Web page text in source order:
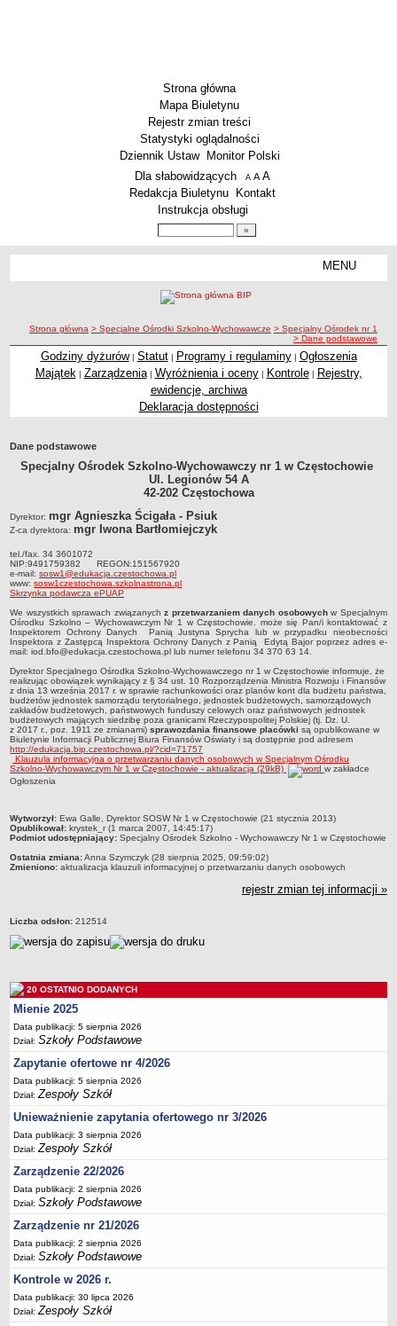
Strona główna
Mapa Biuletynu
Rejestr zmian treści
Statystyki oglądalności
Dziennik Ustaw
Monitor Polski
Menu dodatkowe
Dla słabowidzących A pomniejsz czcionkę
A standardowy rozmiar czcionki
A
Redakcja Biuletynu
Kontakt
Instrukcja obsługi
MENU
Licea
Zespoły Szkół
Techniczne Zakłady Naukowe
Przedszkola Miejskie
Zlikwidowane gimnazja
Przekształcone szkoły i placówki
SPECJALNE OŚRODKI SZKOLNO-WYCHOWAWCZE
Specjalny Ośrodek nr 5
BURSA MIEJSKA
Statut
Majątek
Godziny dyżurów
Ogłoszenie
Zarządzenia
Kontrole
Rejestry, ewidencje, archiwa
Sprawozdania
PORADNIE PSYCHOLOGICZNO-PEDAGOGICZNE
BIURO FINANSÓW OŚWIATY
Majątek
Ogłoszenia
Zarządzenia
Rejestry, ewidencje, archiwa
Kontrole
PONOWNE WYKORZYSTYWANIE
Sprawozdania
Deklaracja dostępności
DEKLARACJA DOSTĘPNOŚCI
OŚWIADCZENIA MAJĄTKOWE
PONOWNE WYKORZYSTYWANIE
UDOSTĘPNIANIE INFORMACJI PUBLICZNEJ
OCHRONA DANYCH OSOBOWYCH
ścieżka nawigacji
Strona główna > Specjalne Ośrodki Szkolno-Wychowawcze > Specjalny Ośrodek nr 1
> Dane podstawowe
Godziny dyżurów| Statut| Programy i regulaminy| Ogłoszenia
Majątek | Zarządzenia| Wyróżnienia i oceny| Kontrole| Rejestry,
ewidencje, archiwa
Deklaracja dostępności
Dane podstawowe
Specjalny Ośrodek Szkolno-Wychowawczy nr 1 w Częstochowie
Ul. Legionów 54 A
42-202 Częstochowa
Dyrektor: mgr Agnieszka Ścigała - Psiuk
Z-ca dyrektora: mgr Iwona Bartłomiejczyk
tel./fax. 34 3601072
NIP:9491759382 REGON:151567920
e-mail:sosw1@edukacja.czestochowa.pl
www:sosw1czestochowa.szkolnastrona.pl
Skrzynka podawcza ePUAP
We wszystkich sprawach związanych z przetwarzaniem danych osobowychw Specjalnym
Ośrodku Szkolno – Wychowawczym Nr 1 w Częstochowie. może się Pan/i kontaktować z
Inspektorem Ochrony Danych Panią Justyna Sprycha lub w przypadku nieobecności
Inspektora z Zastępcą Inspektora Ochrony Danych z Panią Edytą Bajor poprzez adres e-
mail: iod.bfo@edukacja.czestochowa.pl lub numer telefonu 34 370 63 14.
Dyrektor Specjalnego Ośrodka Szkolno-Wychowawczego nr 1 w Częstochowie informuje, że
realizując obowiązek wynikający z § 34 ust. 10 Rozporządzenia Ministra Rozwoju i Finansów
z dnia 13 września 2017 r. w sprawie rachunkowości oraz planów kont dla budżetu państwa,
budżetów jednostek samorządu terytorialnego, jednostek budżetowych, samorządowych
zakładów budżetowych, państwowych funduszy celowych oraz państwowych jednostek
budżetowych mających siedzibę poza granicami Rzeczypospolitej Polskiej (tj. Dz. U.
z 2017 r., poz. 1911 ze zmianami)sprawozdania finansowe placówki są opublikowane w
Biuletynie Informacji Publicznej Biura Finansów Oświaty i są dostępnie pod adresem
http://edukacja.bip.czestochowa.pl/?cid=71757
Klauzula informacyjna o przetwarzaniu danych osobowych w Specjalnym Ośrodku
Szkolno-Wychowawczym Nr 1 w Częstochowie - aktualizacja (29kB)
w zakładce
Ogłoszenia
metryczka
Wytworzył: Ewa Galle, Dyrektor SOSW Nr 1 w Częstochowie (21 stycznia 2013)
Opublikował: krystek_r (1 marca 2007, 14:45:17)
Podmiot udostępniający: Specjalny Ośrodek Szkolno - Wychowawczy Nr 1 w Częstochowie
Ostatnia zmiana:Anna Szymczyk (28 sierpnia 2025, 09:59:02)
Zmieniono: aktualizacja klauzuli informacyjnej o przetwarzaniu danych osobowych
rejestr zmian tej informacji »
Liczba odsłon: 212514
20 OSTATNIO DODANYCH
Mienie 2025
Data publikacji: 5 sierpnia 2026
Dział:Szkoły Podstawowe
Zapytanie ofertowe nr 4/2026
Data publikacji: 5 sierpnia 2026
Dział:Zespoły Szkół
Unieważnienie zapytania ofertowego nr 3/2026
Data publikacji: 3 sierpnia 2026
Dział:Zespoły Szkół
Zarządzenie 22/2026
Data publikacji: 2 sierpnia 2026
Dział:Szkoły Podstawowe
Zarządzenie nr 21/2026
Data publikacji: 2 sierpnia 2026
Dział:Szkoły Podstawowe
Kontrole w 2026 r.
Data publikacji: 30 lipca 2026
Dział:Zespoły Szkół